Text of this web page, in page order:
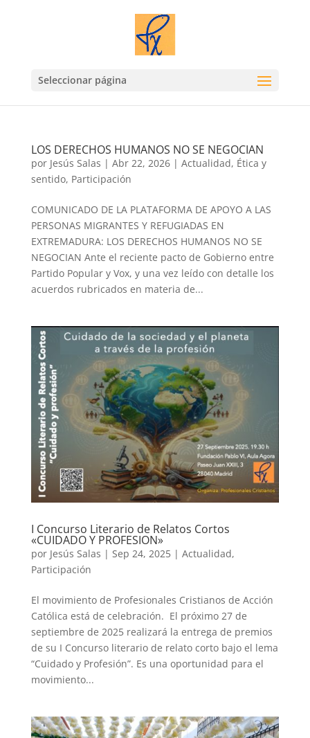
Seleccionar página
LOS DERECHOS HUMANOS NO SE NEGOCIAN
por Jesús Salas | Abr 22, 2026| Actualidad, Ética y
sentido, Participación
COMUNICADO DE LA PLATAFORMA DE APOYO A LAS
PERSONAS MIGRANTES Y REFUGIADAS EN
EXTREMADURA: LOS DERECHOS HUMANOS NO SE
NEGOCIAN Ante el reciente pacto de Gobierno entre
Partido Popular y Vox, y una vez leído con detalle los
acuerdos rubricados en materia de...
I Concurso Literario de Relatos Cortos
«CUIDADO Y PROFESION»
por Jesús Salas | Sep 24, 2025| Actualidad,
Participación
El movimiento de Profesionales Cristianos de Acción
Católica está de celebración. El próximo 27 de
septiembre de 2025 realizará la entrega de premios
de su I Concurso literario de relato corto bajo el lema
“Cuidado y Profesión”. Es una oportunidad para el
movimiento...